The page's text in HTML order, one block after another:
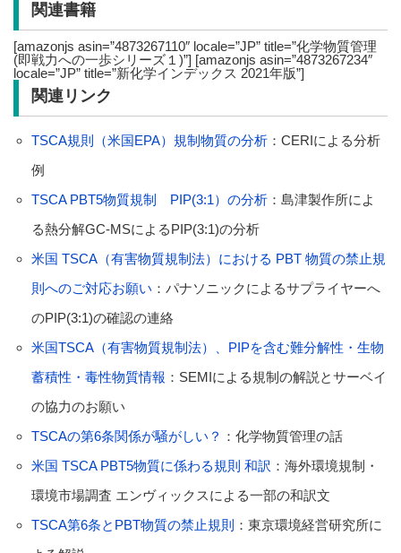
関連書籍
[amazonjs asin=”4873267110″ locale=”JP” title=”化学物質管理
(即戦力への一歩シリーズ１)”] [amazonjs asin=”4873267234″
locale=”JP” title=”新化学インデックス 2021年版”]
関連リンク
TSCA規則（米国EPA）規制物質の分析：CERIによる分析
例
TSCA PBT5物質規制 PIP(3:1）の分析：島津製作所によ
る熱分解GC-MSによるPIP(3:1)の分析
米国 TSCA（有害物質規制法）における PBT 物質の禁止規
則へのご対応お願い ：パナソニックによるサプライヤーへ
のPIP(3:1)の確認の連絡
米国TSCA（有害物質規制法）、PIPを含む難分解性・生物
蓄積性・毒性物質情報 ：SEMIによる規制の解説とサーベイ
の協力のお願い
TSCAの第6条関係が騒がしい？ ：化学物質管理の話
米国 TSCA PBT5物質に係わる規則 和訳 ：海外環境規制・
環境市場調査 エンヴィックスによる一部の和訳文
TSCA第6条とPBT物質の禁止規則 ：東京環境経営研究所に